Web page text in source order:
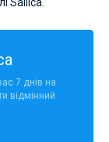
7 днів на
відмінний